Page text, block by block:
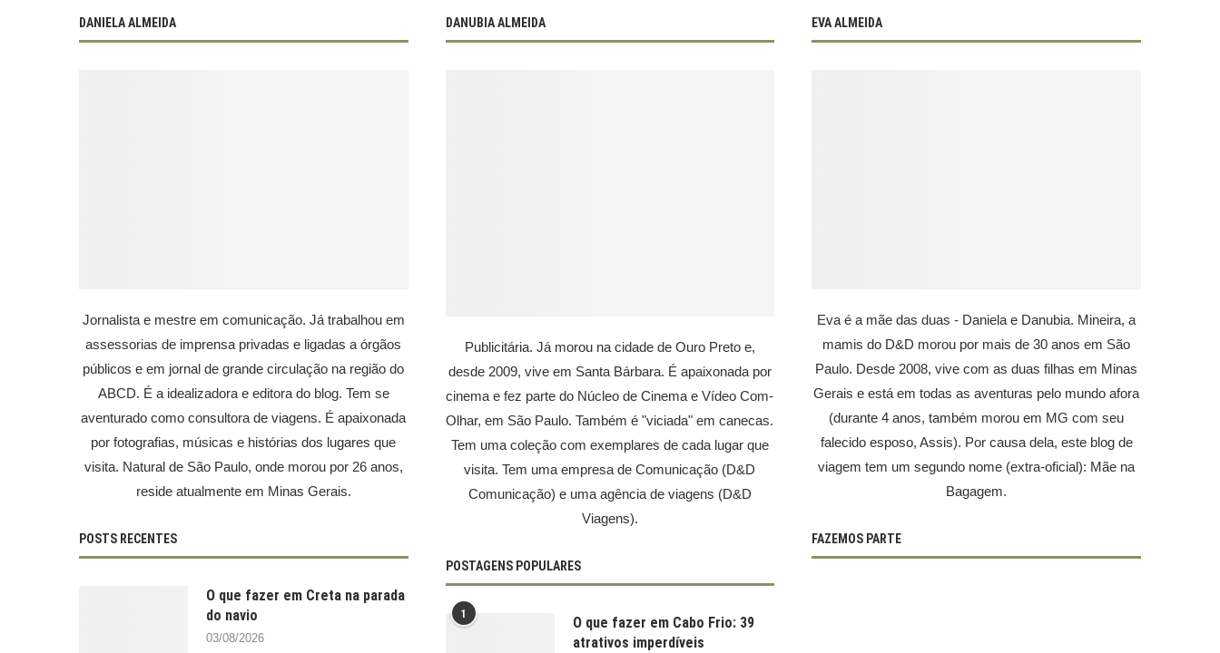
DANIELA ALMEIDA
Jornalista e mestre em comunicação. Já trabalhou em
assessorias de imprensa privadas e ligadas a órgãos
públicos e em jornal de grande circulação na região do
ABCD. É a idealizadora e editora do blog. Tem se
aventurado como consultora de viagens. É apaixonada
por fotografias, músicas e histórias dos lugares que
visita. Natural de São Paulo, onde morou por 26 anos,
reside atualmente em Minas Gerais.
POSTS RECENTES
O que fazer em Creta na parada
do navio
03/08/2026
DANUBIA ALMEIDA
Publicitária. Já morou na cidade de Ouro Preto e,
desde 2009, vive em Santa Bárbara. É apaixonada por
cinema e fez parte do Núcleo de Cinema e Vídeo Com-
Olhar, em São Paulo. Também é "viciada" em canecas.
Tem uma coleção com exemplares de cada lugar que
visita. Tem uma empresa de Comunicação (D&D
Comunicação) e uma agência de viagens (D&D
Viagens).
POSTAGENS POPULARES
1
O que fazer em Cabo Frio: 39
atrativos imperdíveis
EVA ALMEIDA
Eva é a mãe das duas - Daniela e Danubia. Mineira, a
mamis do D&D morou por mais de 30 anos em São
Paulo. Desde 2008, vive com as duas filhas em Minas
Gerais e está em todas as aventuras pelo mundo afora
(durante 4 anos, também morou em MG com seu
falecido esposo, Assis). Por causa dela, este blog de
viagem tem um segundo nome (extra-oficial): Mãe na
Bagagem.
FAZEMOS PARTE